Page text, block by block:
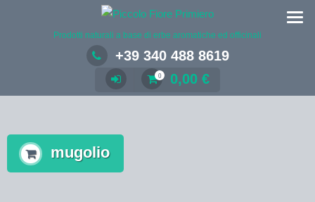
Prodotti naturali a base di erbe aromatiche ed officinali
+39 340 488 8619
0 0,00 €
mugolio